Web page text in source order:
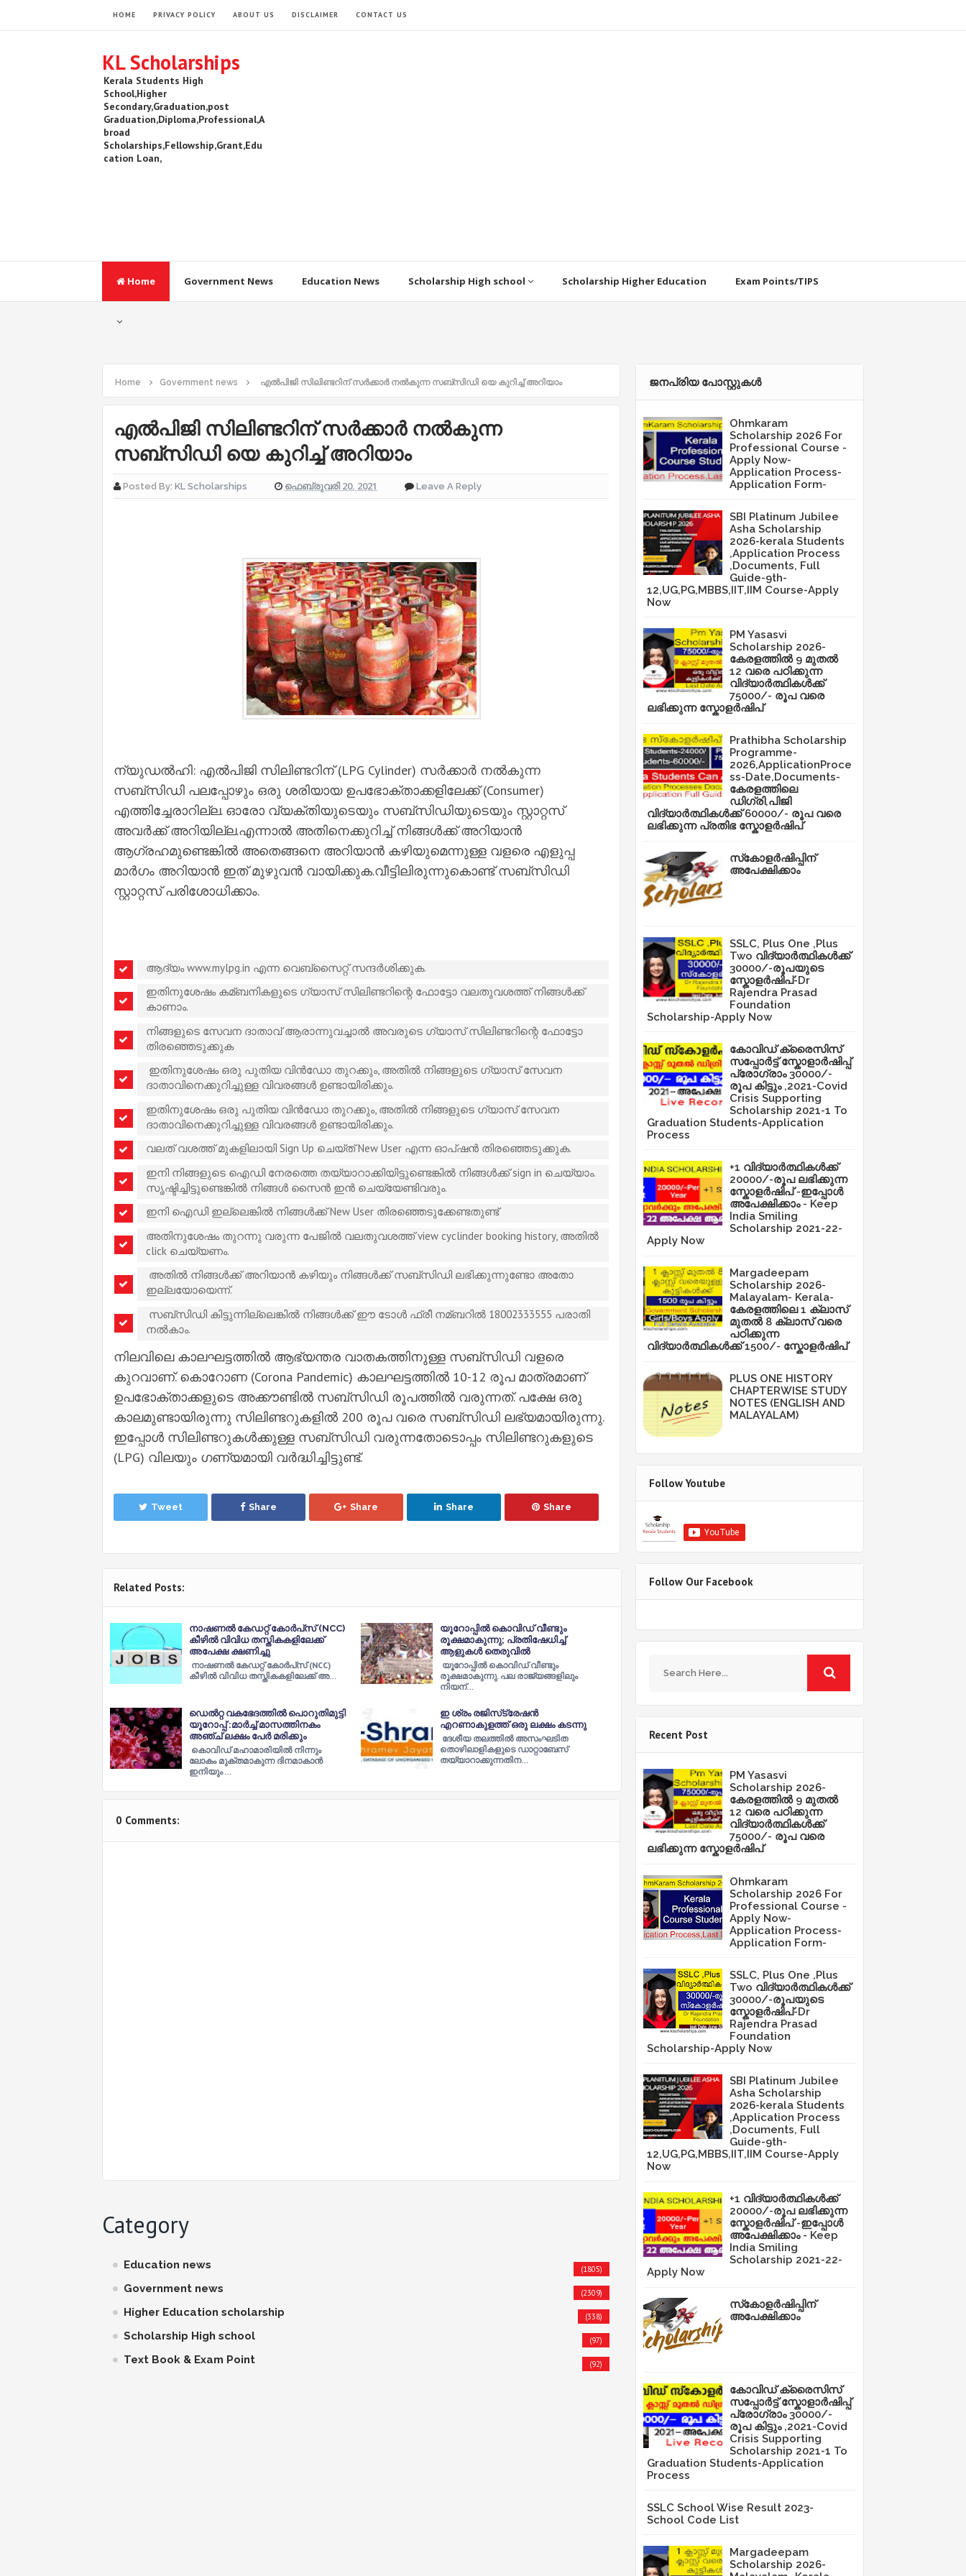
HOME PRIVACY POLICY ABOUT US DISCLAIMER CONTACT US
KL Scholarships
Kerala Students High
School,Higher
Secondary,Graduation,post
Graduation,Diploma,Professional,A
broad
Scholarships,Fellowship,Grant,Edu
cation Loan,
Home Government News Education News Scholarship High school Scholarship Higher Education Exam Points/TIPS
Home Government news എൽപിജി സിലിണ്ടറിന് സർക്കാർ നൽകുന്ന സബ്സിഡി യെ കുറിച്ച് അറിയാം
എൽപിജി സിലിണ്ടറിന് സർക്കാർ നൽകുന്ന
സബ്സിഡി യെ കുറിച്ച് അറിയാം
Posted By: KL Scholarships ഫെബ്രുവരി 20, 2021 Leave A Reply
ന്യുഡല്‍ഹി: എല്‍‌പി‌ജി സിലിണ്ടറിന് (LPG Cylinder) സര്‍ക്കാര്‍ നല്‍കുന്ന
സബ്‌സിഡി പലപ്പോഴും ഒരു ശരിയായ ഉപഭോക്താക്കളിലേക്ക് (Consumer)
എത്തിച്ചേരാറില്ല. ഓരോ വ്യക്തിയുടെയും സബ്സിഡിയുടെയും സ്റ്റാറ്റസ്
അവർക്ക് അറിയില്ല.എന്നാല്‍ അതിനെക്കുറിച്ച്‌ നിങ്ങള്‍ക്ക് അറിയാന്‍
ആഗ്രഹമുണ്ടെങ്കില്‍ അതെങ്ങനെ അറിയാന്‍ കഴിയുമെന്നുള്ള വളരെ എളുപ്പ
മാര്‍ഗം അറിയാൻ ഇത് മുഴുവൻ വായിക്കുക.വീട്ടിലിരുന്നുകൊണ്ട് സബ്സിഡി
സ്റ്റാറ്റസ് പരിശോധിക്കാം.
ആദ്യം www.mylpg.in എന്ന വെബ്സൈറ്റ് സന്ദര്‍ശിക്കുക.
ഇതിനുശേഷം കമ്ബനികളുടെ ഗ്യാസ് സിലിണ്ടറിന്റെ ഫോട്ടോ വലതുവശത്ത് നിങ്ങള്‍ക്ക്
കാണാം.
നിങ്ങളുടെ സേവന ദാതാവ് ആരാന്നുവച്ചാല്‍ അവരുടെ ഗ്യാസ് സിലിണ്ടറിന്റെ ഫോട്ടോ
തിരഞ്ഞെടുക്കുക
ഇതിനുശേഷം ഒരു പുതിയ വിന്‍ഡോ തുറക്കും, അതില്‍ നിങ്ങളുടെ ഗ്യാസ് സേവന
ദാതാവിനെക്കുറിച്ചുള്ള വിവരങ്ങള്‍ ഉണ്ടായിരിക്കും.
ഇതിനുശേഷം ഒരു പുതിയ വിന്‍ഡോ തുറക്കും, അതില്‍ നിങ്ങളുടെ ഗ്യാസ് സേവന
ദാതാവിനെക്കുറിച്ചുള്ള വിവരങ്ങള്‍ ഉണ്ടായിരിക്കും.
വലത് വശത്ത് മുകളിലായി Sign Up ചെയ്ത് New User എന്ന ഓപ്ഷന്‍ തിരഞ്ഞെടുക്കുക.
ഇനി നിങ്ങളുടെ ഐഡി നേരത്തെ തയ്യാറാക്കിയിട്ടുണ്ടെങ്കില്‍ നിങ്ങള്‍ക്ക് sign in ചെയ്യാം.
സൃഷ്ടിച്ചിട്ടുണ്ടെങ്കില്‍ നിങ്ങള്‍ സൈന്‍ ഇന്‍ ചെയ്യേണ്ടിവരും.
ഇനി ഐഡി ഇല്ലെങ്കില്‍ നിങ്ങള്‍ക്ക് New User തിരഞ്ഞെടുക്കേണ്ടതുണ്ട്
അതിനുശേഷം തുറന്നു വരുന്ന പേജില്‍ വലതുവശത്ത് view cyclinder booking history, അതില്‍
click ചെയ്യണം.
അതില്‍ നിങ്ങള്‍ക്ക് അറിയാന്‍ കഴിയും നിങ്ങള്‍ക്ക് സബ്സിഡി ലഭിക്കുന്നുണ്ടോ അതോ
ഇല്ലയോയെന്ന്.
സബ്സിഡി കിട്ടുന്നില്ലെങ്കില്‍ നിങ്ങള്‍ക്ക് ഈ ടോള്‍ ഫ്രീ നമ്ബറില്‍ 18002333555 പരാതി
നല്‍കാം.
നിലവിലെ കാലഘട്ടത്തില്‍ ആഭ്യന്തര വാതകത്തിനുള്ള സബ്സിഡി വളരെ
കുറവാണ്. കൊറോണ (Corona Pandemic) കാലഘട്ടത്തില്‍ 10-12 രൂപ മാത്രമാണ്
ഉപഭോക്താക്കളുടെ അക്കൗണ്ടില്‍ സബ്സിഡി രൂപത്തില്‍ വരുന്നത്. പക്ഷേ ഒരു
കാലമുണ്ടായിരുന്നു സിലിണ്ടറുകളില്‍ 200 രൂപ വരെ സബ്സിഡി ലഭ്യമായിരുന്നു.
ഇപ്പോള്‍ സിലിണ്ടറുകള്‍ക്കുള്ള സബ്സിഡി വരുന്നതോടൊപ്പം സിലിണ്ടറുകളുടെ
(LPG) വിലയും ഗണ്യമായി വര്‍ദ്ധിച്ചിട്ടുണ്ട്.
Tweet Share Share Share Share
Related Posts:
നാഷണല്‍ കേഡറ്റ് കോര്‍പ്‌സ് (NCC)
കീഴില്‍ വിവിധ തസ്തികകളിലേക്ക്
അപേക്ഷ ക്ഷണിച്ചു
നാഷണല്‍ കേഡറ്റ് കോര്‍പ്‌സ് (NCC)
കീഴില്‍ വിവിധ തസ്തികകളിലേക്ക് അ…
യൂറോപ്പില്‍ കൊവിഡ് വീണ്ടും
രൂക്ഷമാകുന്നു; പ്രതിഷേധിച്ച്
ആളുകള്‍ തെരുവില്‍
യൂറോപ്പില്‍ കൊവിഡ് വീണ്ടും
രൂക്ഷമാകുന്നു. പല രാജ്യങ്ങളിലും
നിയന്…
ഡെൽറ്റ വകഭേദത്തിൽ പൊറുതിമുട്ടി
യൂറോപ്പ് :മാര്‍ച്ച് മാസത്തിനകം
അഞ്ച് ലക്ഷം പേര്‍ മരിക്കും
കൊവിഡ് മഹാമാരിയില്‍ നിന്നും
ലോകം മുക്തമാകുന്ന ദിനമാകാന്‍
ഇനിയും …
ഇ ശ്രം രജിസ്‌ട്രേഷന്‍
എറണാകുളത്ത് ഒരു ലക്ഷം കടന്നു
ദേശീയ തലത്തിൽ അസംഘടിത
തൊഴിലാളികളുടെ ഡാറ്റാബേസ്
തയ്യാറാക്കുന്നതിന…
0 Comments:
Category
Education news (1805)
Government news (2309)
Higher Education scholarship (338)
Scholarship High school (97)
Text Book & Exam Point (92)
ജനപ്രിയ പോസ്റ്റുകള്‍‌
Ohmkaram
Scholarship 2026 For
Professional Course -
Apply Now-
Application Process-
Application Form-
SBI Platinum Jubilee
Asha Scholarship
2026-kerala Students
,Application Process
,Documents, Full
Guide-9th-
12,UG,PG,MBBS,IIT,IIM Course-Apply
Now
PM Yasasvi
Scholarship 2026-
കേരളത്തിൽ 9 മുതൽ
12 വരെ പഠിക്കുന്ന
വിദ്യാർത്ഥികൾക്ക്
75000/- രൂപ വരെ
ലഭിക്കുന്ന സ്കോളർഷിപ്
Prathibha Scholarship
Programme-
2026,ApplicationProce
ss-Date,Documents-
കേരളത്തിലെ
ഡിഗ്രി,പിജി
വിദ്യാർത്ഥികൾക്ക് 60000/- രൂപ വരെ
ലഭിക്കുന്ന പ്രതിഭ സ്കോളർഷിപ്
സ്‌കോളർഷിപ്പിന്
അപേക്ഷിക്കാം
SSLC, Plus One ,Plus
Two വിദ്യാർത്ഥികൾക്ക്
30000/-രൂപയുടെ
സ്കോളർഷിപ്-Dr
Rajendra Prasad
Foundation
Scholarship-Apply Now
കോവിഡ് ക്രൈസിസ്
സപ്പോർട്ട് സ്കോളാർഷിപ്പ്
പ്രോഗ്രാം 30000/-
രൂപ കിട്ടും ,2021-Covid
Crisis Supporting
Scholarship 2021-1 To
Graduation Students-Application
Process
+1 വിദ്യാർത്ഥികൾക്ക്
20000/-രൂപ ലഭിക്കുന്ന
സ്കോളർഷിപ് -ഇപ്പോൾ
അപേക്ഷിക്കാം - Keep
India Smiling
Scholarship 2021-22-
Apply Now
Margadeepam
Scholarship 2026-
Malayalam- Kerala-
കേരളത്തിലെ 1 ക്ലാസ്
മുതൽ 8 ക്ലാസ് വരെ
പഠിക്കുന്ന
വിദ്യാർത്ഥികൾക്ക് 1500/- സ്കോളർഷിപ്
PLUS ONE HISTORY
CHAPTERWISE STUDY
NOTES (ENGLISH AND
MALAYALAM)
Follow Youtube
Follow Our Facebook
Recent Post
PM Yasasvi
Scholarship 2026-
കേരളത്തിൽ 9 മുതൽ
12 വരെ പഠിക്കുന്ന
വിദ്യാർത്ഥികൾക്ക്
75000/- രൂപ വരെ
ലഭിക്കുന്ന സ്കോളർഷിപ്
Ohmkaram
Scholarship 2026 For
Professional Course -
Apply Now-
Application Process-
Application Form-
SSLC, Plus One ,Plus
Two വിദ്യാർത്ഥികൾക്ക്
30000/-രൂപയുടെ
സ്കോളർഷിപ്-Dr
Rajendra Prasad
Foundation
Scholarship-Apply Now
SBI Platinum Jubilee
Asha Scholarship
2026-kerala Students
,Application Process
,Documents, Full
Guide-9th-
12,UG,PG,MBBS,IIT,IIM Course-Apply
Now
+1 വിദ്യാർത്ഥികൾക്ക്
20000/-രൂപ ലഭിക്കുന്ന
സ്കോളർഷിപ് -ഇപ്പോൾ
അപേക്ഷിക്കാം - Keep
India Smiling
Scholarship 2021-22-
Apply Now
സ്‌കോളർഷിപ്പിന്
അപേക്ഷിക്കാം
കോവിഡ് ക്രൈസിസ്
സപ്പോർട്ട് സ്കോളാർഷിപ്പ്
പ്രോഗ്രാം 30000/-
രൂപ കിട്ടും ,2021-Covid
Crisis Supporting
Scholarship 2021-1 To
Graduation Students-Application
Process
SSLC School Wise Result 2023-
School Code List
Margadeepam
Scholarship 2026-